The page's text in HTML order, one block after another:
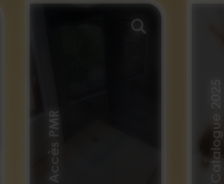
Accès PMR Catalogue 2025